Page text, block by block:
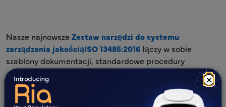
×
Nasze najnowsze Zestaw narzędzi do systemu
zarządzania jakościąISO 13485:2016 łączy w sobie
szablony dokumentacji, standardowe procedury
operacyjne (SOP) oraz wsparcie ekspertów, aby
usprawnić Twoją pracę i zapewnić łatwe spełnienie
wszystkich wytycznych i przepisów.